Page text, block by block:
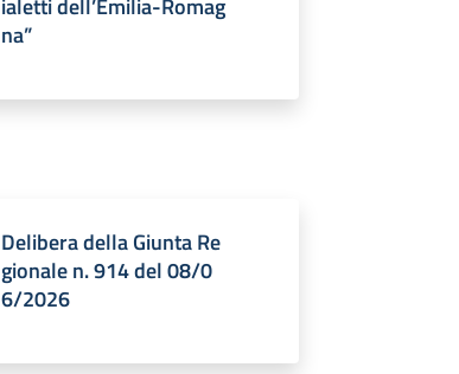
na”
Delibera della Giunta Re
gionale n. 914 del 08/0
6/2026